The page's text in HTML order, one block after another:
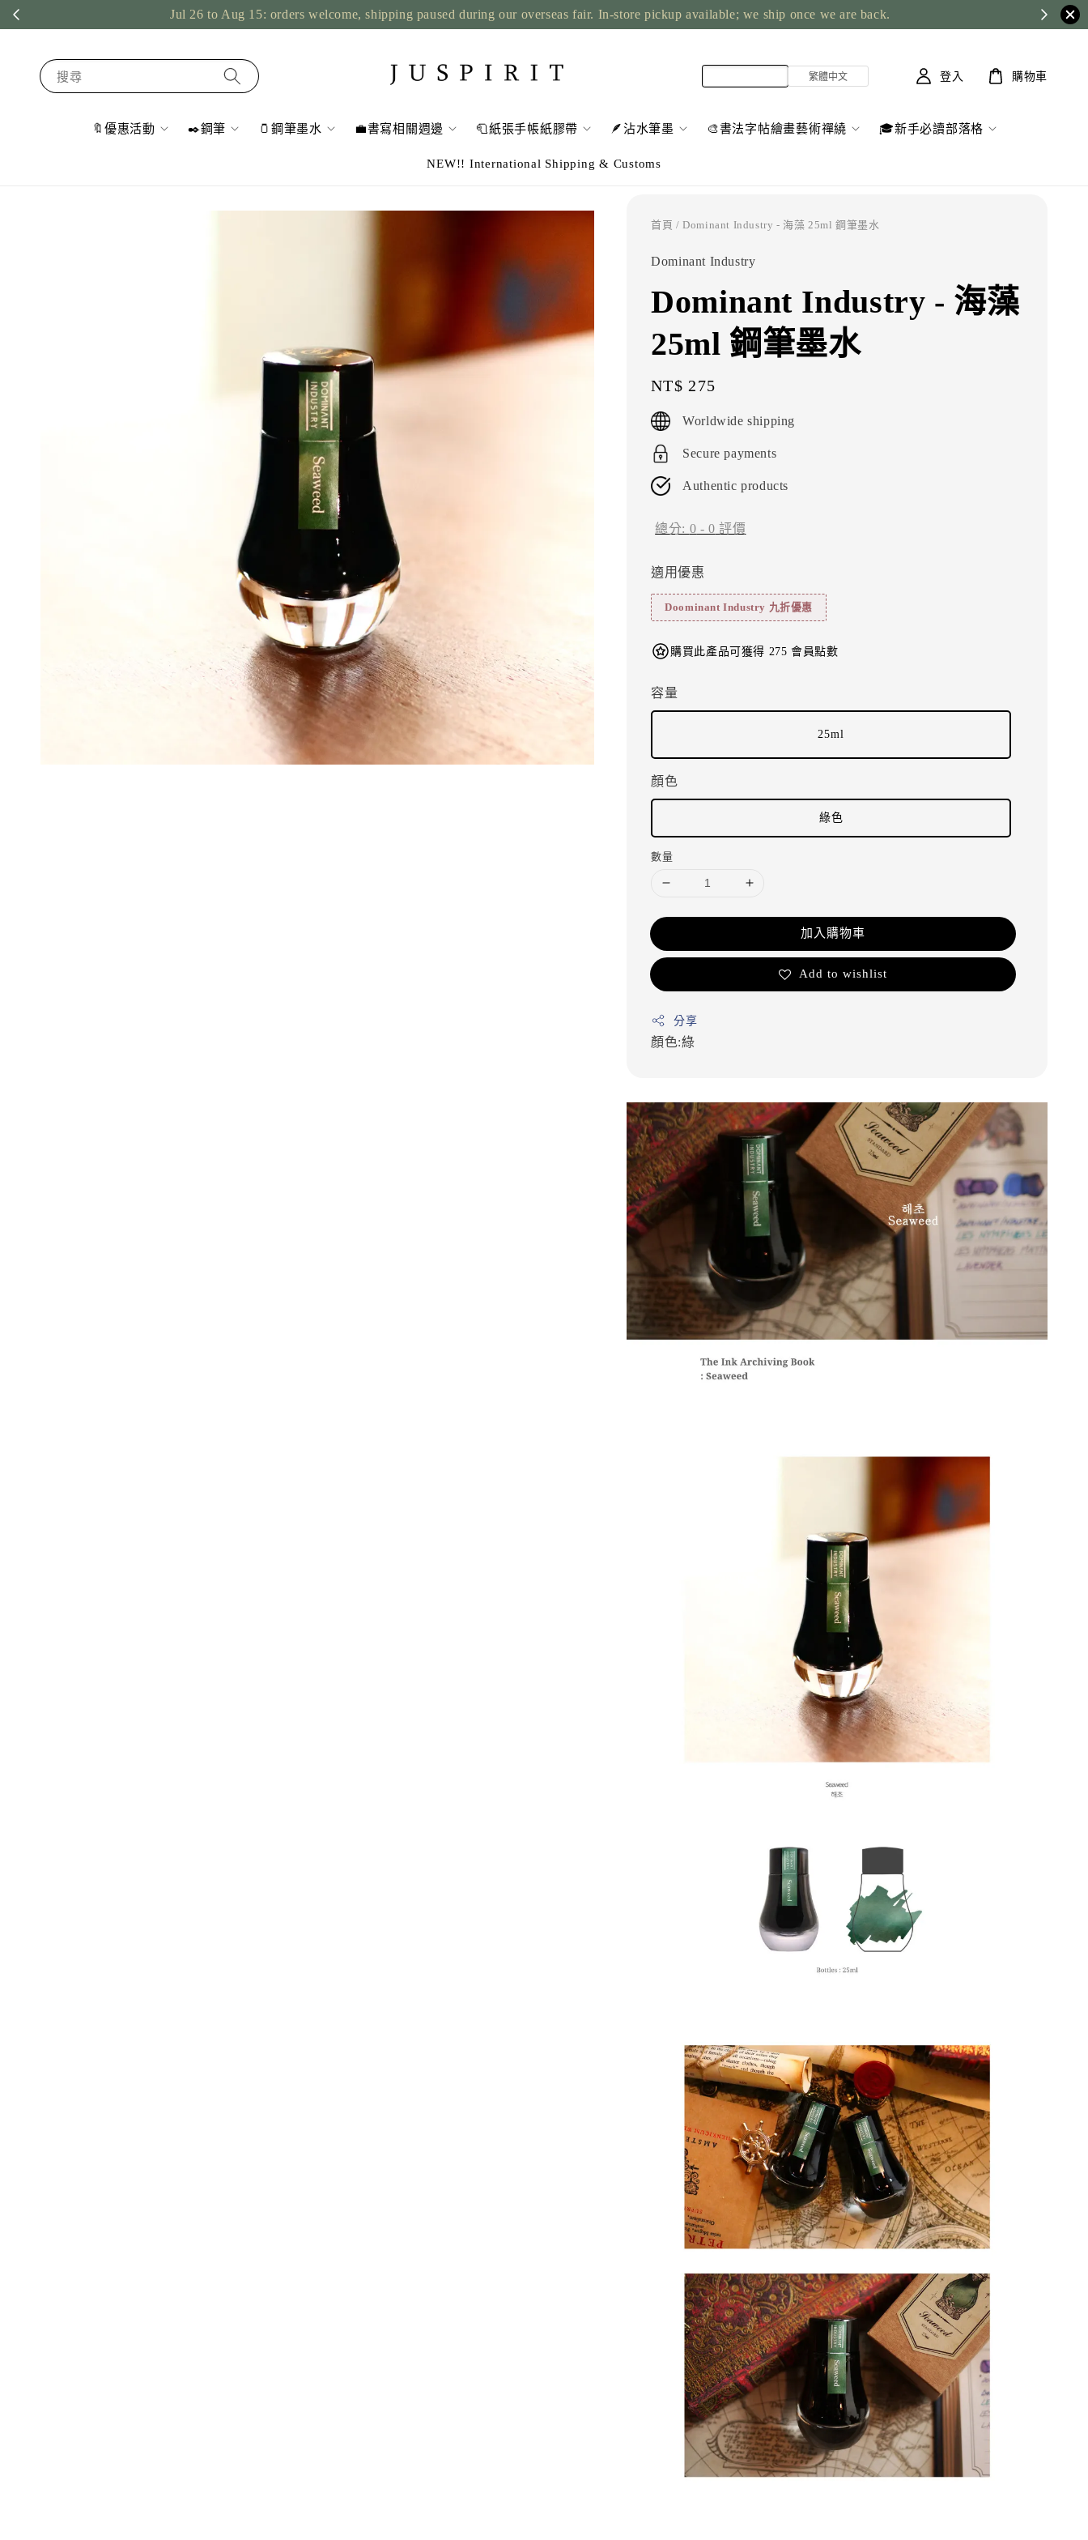
Jul 26 to Aug 15: orders welcome, shipping paused during our overseas fair. In-store pickup available; we ship once we are back.
搜尋
🔖優惠活動 ✒️鋼筆 🫙鋼筆墨水 💼書寫相關週邊 🧻紙張手帳紙膠帶 🪶沾水筆墨 🎨書法字帖繪畫藝術禪繞 🎓新手必讀部落格
NEW!! International Shipping & Customs
登入 購物車
首頁 / Dominant Industry - 海藻 25ml 鋼筆墨水
Dominant Industry
Dominant Industry - 海藻
25ml 鋼筆墨水
Regular
price
NT$ 275
Worldwide shipping
Secure payments
Authentic products
總分: 0 -0 評價
適用優惠
Doominant Industry 九折優惠
購買此產品可獲得 275 會員點數
容量
25ml
顏色
綠色
數量
加入購物車
Add to wishlist
分享
顏色:綠